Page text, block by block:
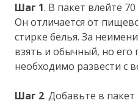
Шаг 1. В пакет влейте
Он отличается от
стирке белья. За
взять и обычный, но его
необходимо развести с
Шаг 2. Добавьте в